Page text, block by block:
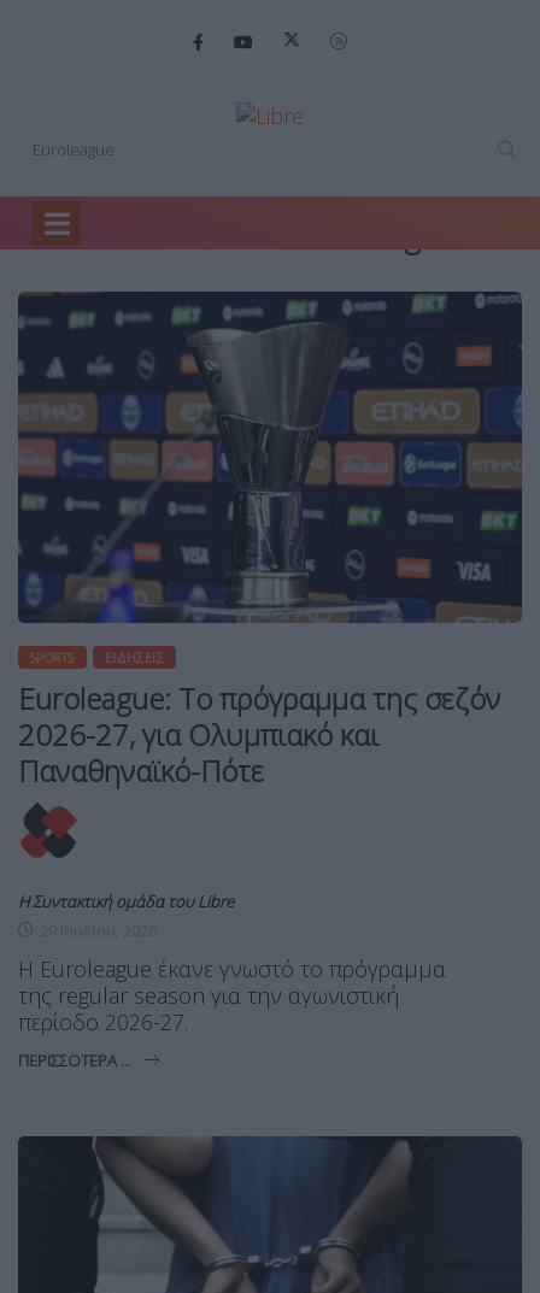
Search Results for: Euroleague
SPORTS ΕΙΔΉΣΕΙΣ
Euroleague: Tο πρόγραμμα της σεζόν
2026-27, για Ολυμπιακό και
Παναθηναϊκό-Πότε
Η Συντακτική ομάδα του Libre
Η Euroleague έκανε γνωστό το πρόγραμμα
της regular season για την αγωνιστική
περίοδο 2026-27.
ΠΕΡΙΣΣΌΤΕΡΑ ...